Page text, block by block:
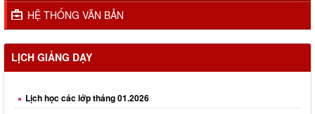
HỆ THỐNG VĂN BẢN
LỊCH GIẢNG DẠY
Lịch học các lớp tháng 02.2026